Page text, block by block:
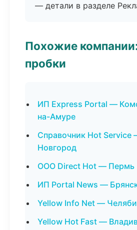
— детали в разделе
Похожие
пробки
ИП Express Portal —
на-Амуре
Справочник Hot Service
Новгород
ООО Direct Hot — Пермь
ИП Portal News —
Yellow Info Net —
Yellow Hot Fast —